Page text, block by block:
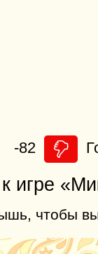
-82
игре
чтобы